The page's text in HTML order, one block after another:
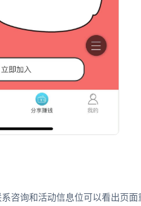
咨询和活动信息位可以看出页面